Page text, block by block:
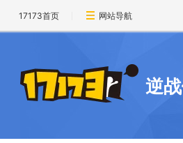
17173首页 网站导航
逆